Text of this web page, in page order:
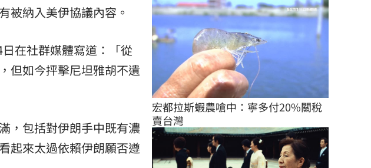
被納入美伊協議內容。
在社群媒體寫道：「從
但如今抨擊尼坦雅胡不遺
，包括對伊朗手中既有濃
起來太過依賴伊朗願否遵
宏都拉斯蝦農嗆中：寧多付20%關稅
賣台灣